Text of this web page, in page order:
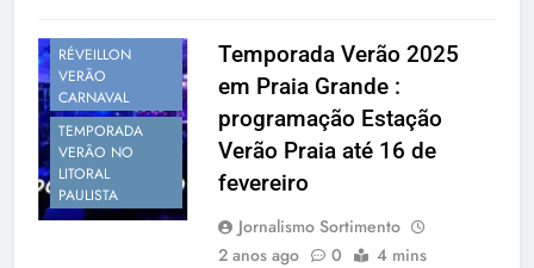
SÃO PAULO
RÉVEILLON
VERÃO
CARNAVAL
TEMPORADA
VERÃO NO
LITORAL
PAULISTA
Temporada Verão 2025
em Praia Grande :
programação Estação
Verão Praia até 16 de
fevereiro
Jornalismo Sortimento
2 anos ago
0 4 mins